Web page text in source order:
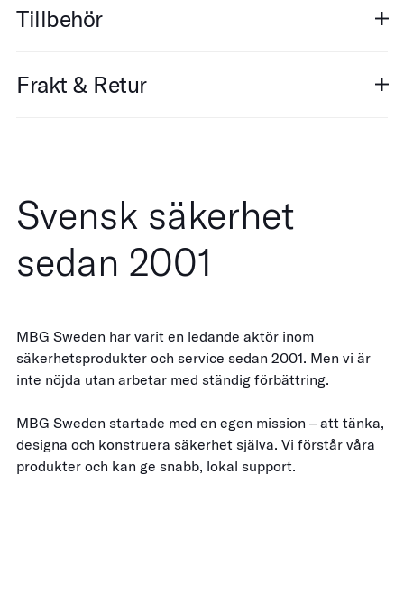
Tillbehör
Frakt & Retur
Svensk säkerhet
sedan 2001
MBG Sweden har varit en ledande aktör inom
säkerhetsprodukter och service sedan 2001. Men vi är
inte nöjda utan arbetar med ständig förbättring.
MBG Sweden startade med en egen mission – att tänka,
designa och konstruera säkerhet själva. Vi förstår våra
produkter och kan ge snabb, lokal support.